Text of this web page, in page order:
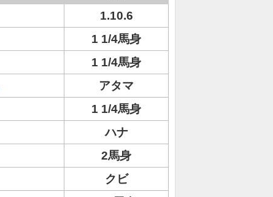
1.10.6
1 1/4馬身
1 1/4馬身
アタマ
1 1/4馬身
ハナ
2馬身
クビ